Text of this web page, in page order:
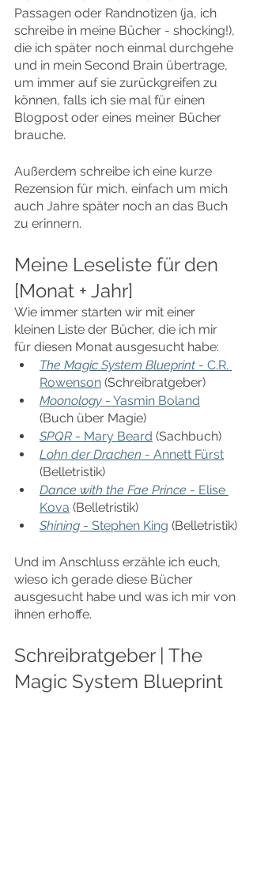
Passagen oder Randnotizen (ja, ich
schreibe in meine Bücher - shocking!),
die ich später noch einmal durchgehe
und in mein Second Brain übertrage,
um immer auf sie zurückgreifen zu
können, falls ich sie mal für einen
Blogpost oder eines meiner Bücher
brauche.
Außerdem schreibe ich eine kurze
Rezension für mich, einfach um mich
auch Jahre später noch an das Buch
zu erinnern.
Meine Leseliste für den
[Monat + Jahr]
Wie immer starten wir mit einer
kleinen Liste der Bücher, die ich mir
für diesen Monat ausgesucht habe:
The Magic System Blueprint - C.R.
Rowenson (Schreibratgeber)
Moonology - Yasmin Boland
(Buch über Magie)
SPQR - Mary Beard (Sachbuch)
Lohn der Drachen - Annett Fürst
(Belletristik)
Dance with the Fae Prince - Elise
Kova (Belletristik)
Shining - Stephen King (Belletristik)
Und im Anschluss erzähle ich euch,
wieso ich gerade diese Bücher
ausgesucht habe und was ich mir von
ihnen erhoffe.
Schreibratgeber | The
Magic System Blueprint